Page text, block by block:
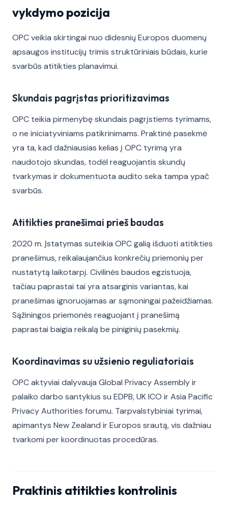
vykdymo pozicija
OPC veikia skirtingai nuo didesnių Europos duomenų
apsaugos institucijų trimis struktūriniais būdais, kurie
svarbūs atitikties planavimui.
Skundais pagrįstas prioritizavimas
OPC teikia pirmenybę skundais pagrįstiems tyrimams,
o ne iniciatyviniams patikrinimams. Praktinė pasekmė
yra ta, kad dažniausias kelias į OPC tyrimą yra
naudotojo skundas, todėl reaguojantis skundų
tvarkymas ir dokumentuota audito seka tampa ypač
svarbūs.
Atitikties pranešimai prieš baudas
2020 m. Įstatymas suteikia OPC galią išduoti atitikties
pranešimus, reikalaujančius konkrečių priemonių per
nustatytą laikotarpį. Civilinės baudos egzistuoja,
tačiau paprastai tai yra atsarginis variantas, kai
pranešimas ignoruojamas ar sąmoningai pažeidžiamas.
Sąžiningos priemonės reaguojant į pranešimą
paprastai baigia reikalą be piniginių pasekmių.
Koordinavimas su užsienio reguliatoriais
OPC aktyviai dalyvauja Global Privacy Assembly ir
palaiko darbo santykius su EDPB, UK ICO ir Asia Pacific
Privacy Authorities forumu. Tarpvalstybiniai tyrimai,
apimantys New Zealand ir Europos srautą, vis dažniau
tvarkomi per koordinuotas procedūras.
Praktinis atitikties kontrolinis